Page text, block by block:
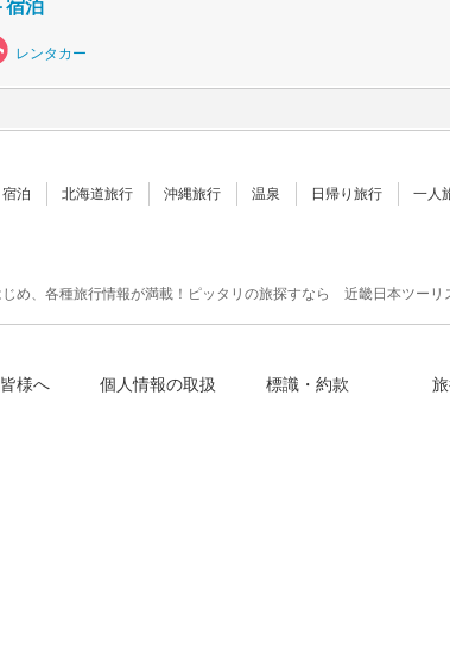
宿泊
レンタカー
泊 北海道旅行 沖縄旅行 温泉 日帰り旅行 一人
め、各種旅行情報が満載！ピッタリの旅探すなら 近畿日本ツーリ
様へ 個人情報の取扱 標識・約款